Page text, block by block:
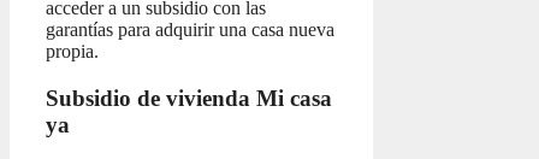
acceder a un subsidio con las
garantías para adquirir una casa nueva
propia.
Subsidio de vivienda Mi casa
ya